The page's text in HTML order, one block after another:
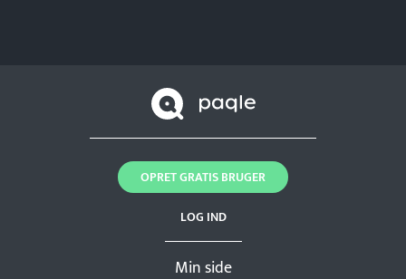
Min side
LOG IND
OPRET GRATIS BRUGER